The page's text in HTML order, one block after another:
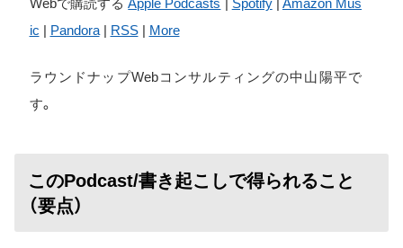
ic | Pandora| RSS| More
ラウンドナップWebコンサルティングの中山陽平で
す。
このPodcast/書き起こしで得られること
（要点）